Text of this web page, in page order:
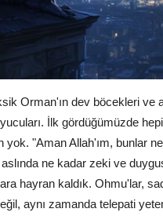
Orman'ın dev böcekleri ve
İlk gördüğümüzde
yok. "Aman Allah'ım, bunlar
ne kadar zeki ve
hayran kaldık. Ohmu'lar,
aynı zamanda telepati